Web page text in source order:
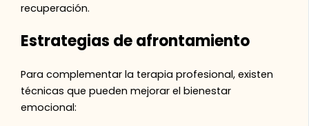
recuperación.
Estrategias de afrontamiento
Para complementar la terapia profesional, existen
técnicas que pueden mejorar el bienestar
emocional: